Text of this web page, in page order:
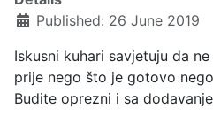
Published: 26 June 2019
Iskusni kuhari savjetuju da
prije nego što je gotovo
Budite oprezni i sa